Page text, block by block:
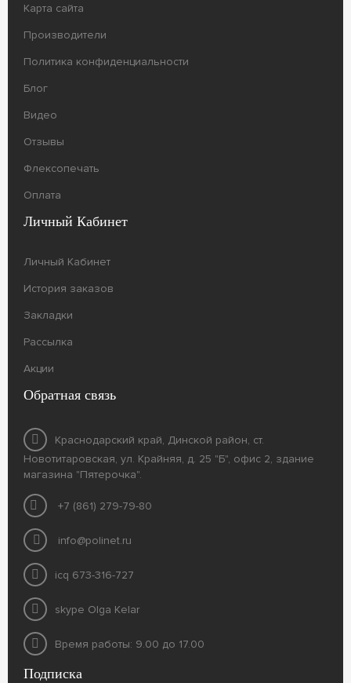
Карта сайта
Производители
Политика конфиденциальности
Блог
Видео
Отзывы
Флексопечать
Оплата
Личный Кабинет
Личный Кабинет
История заказов
Закладки
Рассылка
Акции
Обратная связь
Краснодарский край, Динской район, ст.
Новотитаровская, ул. Крайняя, д. 25 "Б", офис 2, здание
магазина "Пятерочка".
+7 (861) 279-79-80
info@polinet.ru
icq 673-316-727
skype Olga Kelar
Время работы: 9.00 до 17.00
Подписка